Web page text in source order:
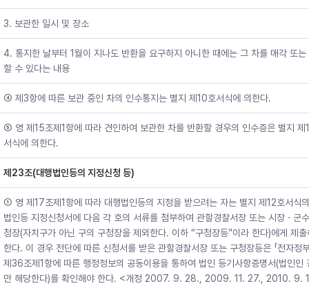
3. 보관한 일시 및 장소
4. 통지한 날부터 1월이 지나도 반환을 요구하지 아니한 때에는 그 차를 매각 또는
할 수 있다는 내용
④ 제3항에 따른 보관 중인 차의 인수통지는 별지 제10호서식에 의한다.
⑤ 영 제15조제1항에 따라 견인하여 보관한 차를 반환할 경우의 인수증은 별지 제
서식에 의한다.
제23조(대행법인등의 지정신청 등)
① 영 제17조제1항에 따라 대행법인등의 지정을 받으려는 자는 별지 제12호서식
법인등 지정신청서에 다음 각 호의 서류를 첨부하여 관할경찰서장 또는 시장ㆍ군
청장(자치구가 아닌 구의 구청장을 제외한다. 이하 “구청장등”이라 한다)에게 제출
한다. 이 경우 전단에 따른 신청서를 받은 관할경찰서장 또는 구청장등은 「전자정부
제36조제1항에 따른 행정정보의 공동이용을 통하여 법인 등기사항증명서(법인인
만 해당한다)를 확인해야 한다. <개정 2007. 9. 28., 2009. 11. 27., 2010. 9.